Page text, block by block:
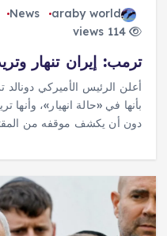
araby world
News
114 views
ترمب: إيران تنهار
أعلن الرئيس الأميركي
بأنها في «حالة انهيار»،
دون أن يكشف موقفه من